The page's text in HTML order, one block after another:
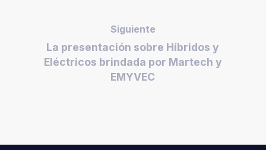
Siguiente
La presentación sobre Híbridos y
Eléctricos brindada por Martech y
EMYVEC